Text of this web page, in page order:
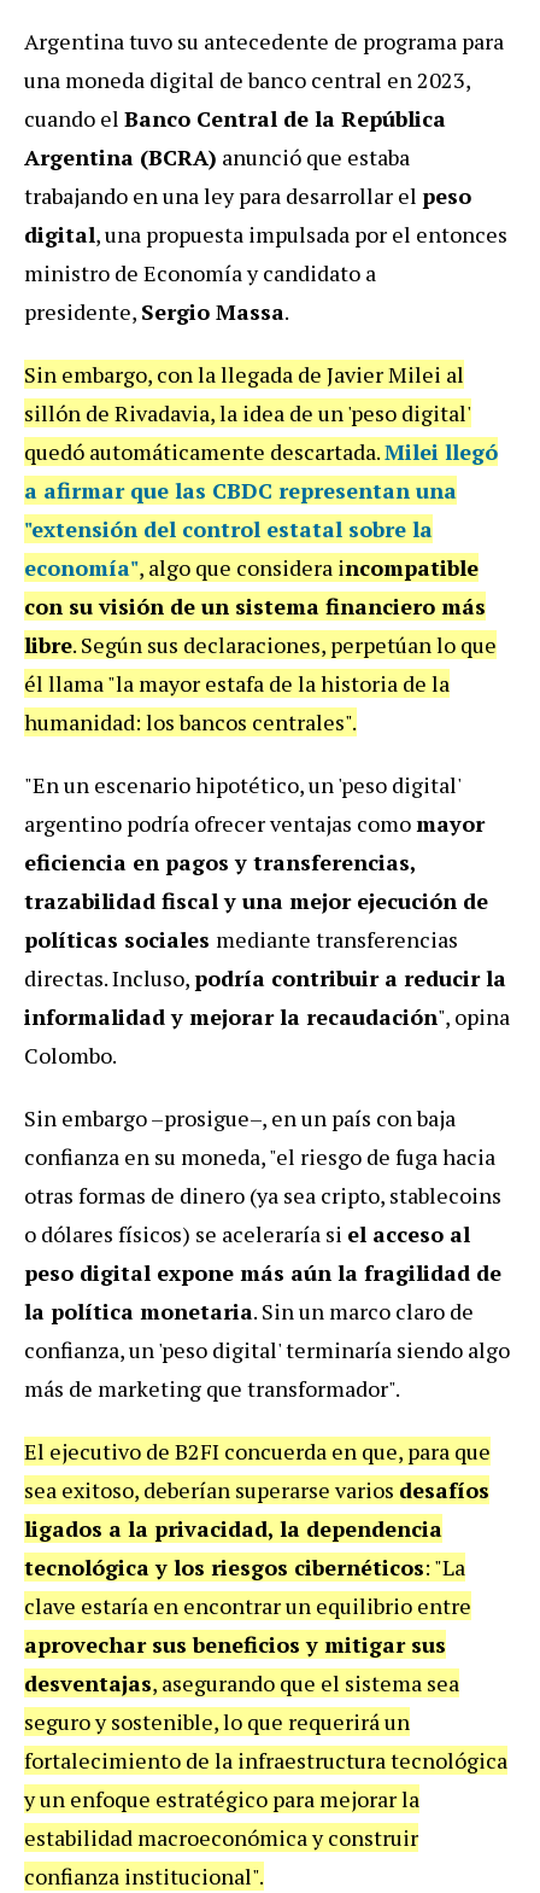
Argentina tuvo su antecedente de programa para
una moneda digital de banco central en 2023,
cuando el Banco Central de la República
Argentina (BCRA) anunció que estaba
trabajando en una ley para desarrollar el peso
digital, una propuesta impulsada por el entonces
ministro de Economía y candidato a
presidente, Sergio Massa.
Sin embargo, con la llegada de Javier Milei al
sillón de Rivadavia, la idea de un 'peso digital'
quedó automáticamente descartada.Milei llegó
a afirmar que las CBDC representan una
"extensión del control estatal sobre la
economía", algo que considera incompatible
con su visión de un sistema financiero más
libre. Según sus declaraciones, perpetúan lo que
él llama "la mayor estafa de la historia de la
humanidad: los bancos centrales".
"En un escenario hipotético, un 'peso digital'
argentino podría ofrecer ventajas comomayor
eficiencia en pagos y transferencias,
trazabilidad fiscal y una mejor ejecución de
políticas sociales mediante transferencias
directas. Incluso,podría contribuir a reducir la
informalidad y mejorar la recaudación", opina
Colombo.
Sin embargo –prosigue–, en un país con baja
confianza en su moneda, "el riesgo de fuga hacia
otras formas de dinero (ya sea cripto, stablecoins
o dólares físicos) se aceleraría si el acceso al
peso digital expone más aún la fragilidad de
la política monetaria. Sin un marco claro de
confianza, un 'peso digital' terminaría siendo algo
más de marketing que transformador".
El ejecutivo de B2FI concuerda en que, para que
sea exitoso, deberían superarse varios desafíos
ligados a la privacidad, la dependencia
tecnológica y los riesgos cibernéticos: "La
clave estaría en encontrar un equilibrio entre
aprovechar sus beneficios y mitigar sus
desventajas, asegurando que el sistema sea
seguro y sostenible, lo que requerirá un
fortalecimiento de la infraestructura tecnológica
y un enfoque estratégico para mejorar la
estabilidad macroeconómica y construir
confianza institucional".